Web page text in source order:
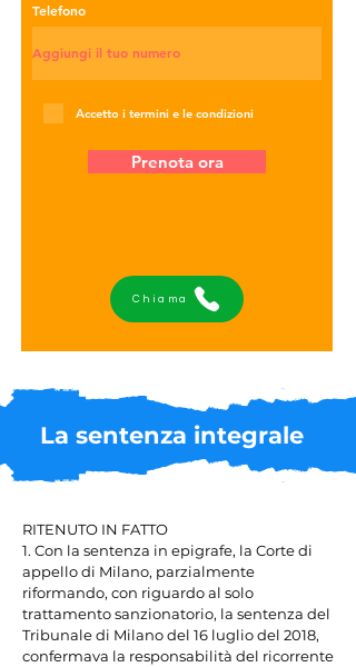
Telefono
Accetto i termini e le condizioni
Prenota ora
Chiama
La sentenza integrale
RITENUTO IN FATTO
1. Con la sentenza in epigrafe, la Corte di
appello di Milano, parzialmente
riformando, con riguardo al solo
trattamento sanzionatorio, la sentenza del
Tribunale di Milano del 16 luglio del 2018,
confermava la responsabilità del ricorrente